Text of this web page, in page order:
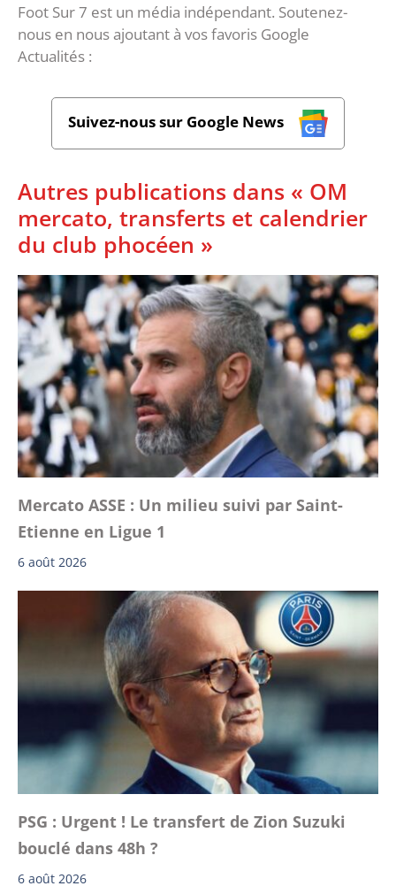
Foot Sur 7 est un média indépendant. Soutenez-
nous en nous ajoutant à vos favoris Google
Actualités :
Suivez-nous sur Google News
Autres publications dans « OM
mercato, transferts et calendrier
du club phocéen »
Mercato ASSE : Un milieu suivi par Saint-
Etienne en Ligue 1
6 août 2026
PSG : Urgent ! Le transfert de Zion Suzuki
bouclé dans 48h ?
6 août 2026